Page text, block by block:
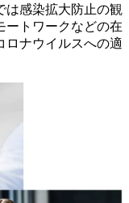
は感染拡大防止の観
ートワークなどの在
ロナウイルスへの適